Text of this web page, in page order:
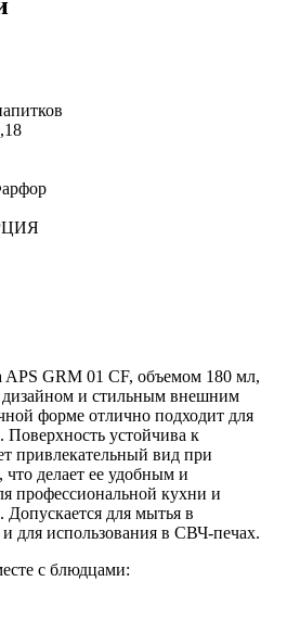
APS GRM 01 CF, объемом 180 мл,
дизайном и стильным внешним
форме отлично подходит для
Поверхность устойчива к
привлекательный вид при
делает ее удобным и
профессиональной кухни и
для мытья в
для использования в СВЧ-печах.
с блюдцами: